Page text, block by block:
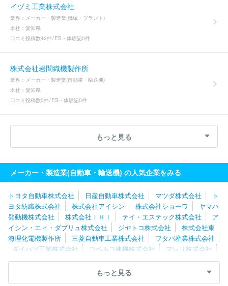
イヅミ工業株式会社
業界： メーカー・製造業(機械・プラント)
本社： 愛知県
口コミ投稿数42件 ES・体験記0件
株式会社岩間織機製作所
業界： メーカー・製造業(自動車・輸送機)
本社： 愛知県
口コミ投稿数0件 ES・体験記0件
もっと見る
メーカー・製造業(自動車・輸送機) の人気企業をみる
トヨタ自動車株式会社 日産自動車株式会社 マツダ株式会社
ト
ヨタ紡織株式会社
株式会社アイシン 株式会社ショーワ
ヤマハ
発動機株式会社
株式会社ＩＨＩ テイ・エステック株式会社
ア
イシン・エィ・ダブリュ株式会社
ジヤトコ株式会社
株式会社東
海理化電機製作所
三菱自動車工業株式会社
フタバ産業株式会社
ダイハツ工業株式会社
コベルコ建機株式会社
マレリ株式会社
いすゞ自動車株式会社
スズキ株式会社
新明和工業株式会社
豊田合成株式会社
大
同メタル工業株式会社
もっと見る